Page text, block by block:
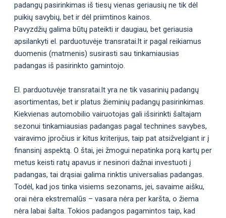
padangų pasirinkimas iš tiesų vienas geriausių ne tik dėl
puikių savybių, bet ir dėl priimtinos kainos.
Pavyzdžių galima būtų pateikti ir daugiau, bet geriausia
apsilankyti el. parduotuvėje transratai.lt ir pagal reikiamus
duomenis (matmenis) susirasti sau tinkamiausias
padangas iš pasirinkto gamintojo.
El. parduotuvėje transratai.lt yra ne tik vasarinių padangų
asortimentas, bet ir platus žieminių padangų pasirinkimas.
Kiekvienas automobilio vairuotojas gali išsirinkti šaltajam
sezonui tinkamiausias padangas pagal technines savybes,
vairavimo įpročius ir kitus kriterijus, taip pat atsižvelgiant ir į
finansinį aspektą. O štai, jei žmogui nepatinka porą kartų per
metus keisti ratų apavus ir nesinori dažnai investuoti į
padangas, tai drąsiai galima rinktis universalias padangas.
Todėl, kad jos tinka visiems sezonams, jei, savaime aišku,
orai nėra ekstremalūs – vasara nėra per karšta, o žiema
nėra labai šalta. Tokios padangos pagamintos taip, kad